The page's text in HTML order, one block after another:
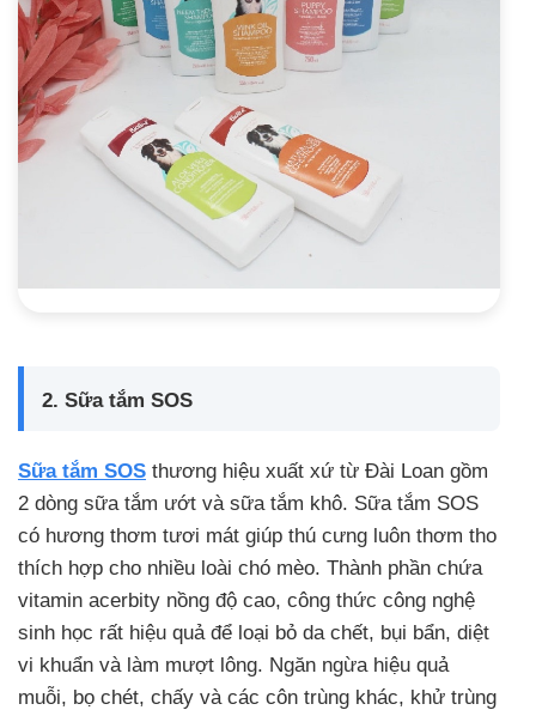
2. Sữa tắm SOS
Sữa tắm SOS thương hiệu xuất xứ từ Đài Loan gồm
2 dòng sữa tắm ướt và sữa tắm khô. Sữa tắm SOS
có hương thơm tươi mát giúp thú cưng luôn thơm tho
thích hợp cho nhiều loài chó mèo. Thành phần chứa
vitamin acerbity nồng độ cao, công thức công nghệ
sinh học rất hiệu quả để loại bỏ da chết, bụi bẩn, diệt
vi khuẩn và làm mượt lông. Ngăn ngừa hiệu quả
muỗi, bọ chét, chấy và các côn trùng khác, khử trùng